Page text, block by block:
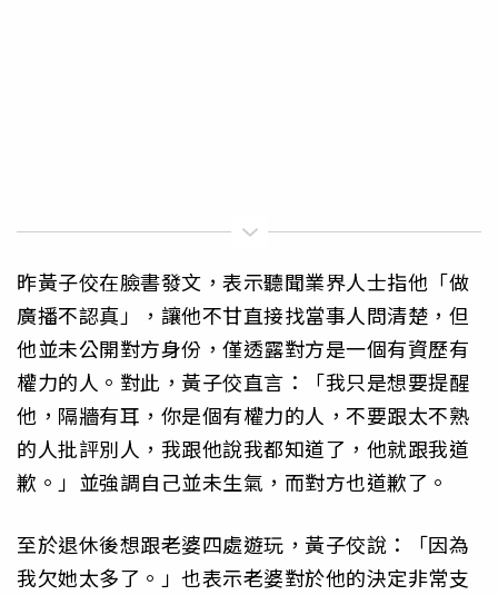
昨黃子佼在臉書發文，表示聽聞業界人士指他「做
廣播不認真」，讓他不甘直接找當事人問清楚，但
他並未公開對方身份，僅透露對方是一個有資歷有
權力的人。對此，黃子佼直言：「我只是想要提醒
他，隔牆有耳，你是個有權力的人，不要跟太不熟
的人批評別人，我跟他說我都知道了，他就跟我道
歉。」並強調自己並未生氣，而對方也道歉了。
至於退休後想跟老婆四處遊玩，黃子佼說：「因為
我欠她太多了。」也表示老婆對於他的決定非常支